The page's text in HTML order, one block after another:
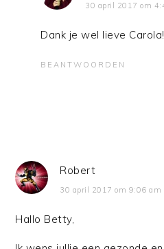
30 april 2017 om
Dank je wel lieve Carola!
BEANTWOORDEN
Robert
30 april 2017 om 9:06 am
Hallo Betty,